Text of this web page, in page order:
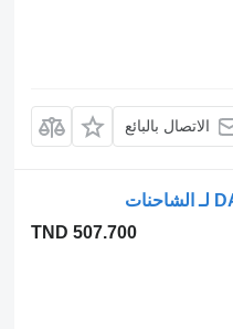
الاتصال بالبائع
TND 507.700